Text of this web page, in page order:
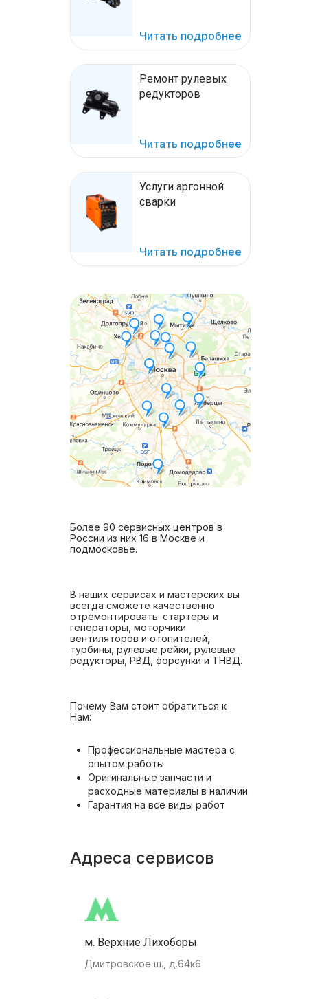
Читать подробнее
Ремонт рулевых
редукторов
Читать подробнее
Услуги аргонной
сварки
Читать подробнее
Более 90 сервисных центров в
России из них 16 в Москве и
подмосковье.
В наших сервисах и мастерских вы
всегда сможете качественно
отремонтировать: стартеры и
генераторы, моторчики
вентиляторов и отопителей,
турбины, рулевые рейки, рулевые
редукторы, РВД, форсунки и ТНВД.
Почему Вам стоит обратиться к
Нам:
Профессиональные мастера с
опытом работы
Оригинальные запчасти и
расходные материалы в наличии
Гарантия на все виды работ
Адреса сервисов
м. Верхние Лихоборы
Дмитровское ш., д.64к6